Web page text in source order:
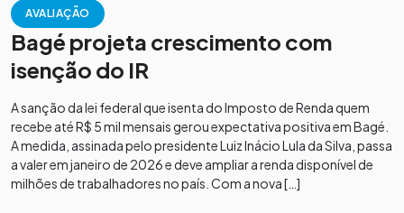
AVALIAÇÃO
Bagé projeta crescimento com
isenção do IR
A sanção da lei federal que isenta do Imposto de Renda quem
recebe até R$ 5 mil mensais gerou expectativa positiva em Bagé.
A medida, assinada pelo presidente Luiz Inácio Lula da Silva, passa
a valer em janeiro de 2026 e deve ampliar a renda disponível de
milhões de trabalhadores no país. Com a nova […]